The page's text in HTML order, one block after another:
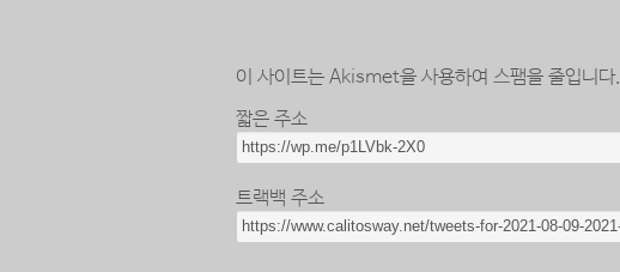
이 사이트는 Akismet을 사용하여 스팸을 줄입니다.
짧은 주소
트랙백 주소